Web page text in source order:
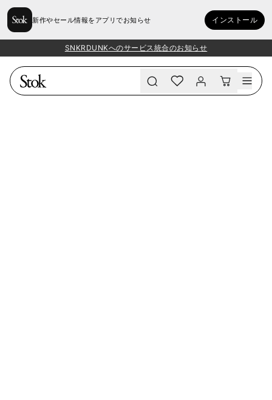
新作やセール情報をアプリでお知らせ インストール
SNKRDUNKへのサービス統合のお知らせ